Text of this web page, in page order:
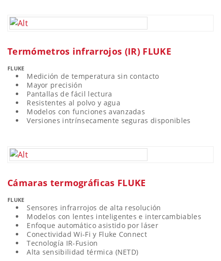
Termómetros infrarrojos (IR) FLUKE
FLUKE
Medición de temperatura sin contacto
Mayor precisión
Pantallas de fácil lectura
Resistentes al polvo y agua
Modelos con funciones avanzadas
Versiones intrínsecamente seguras disponibles
Cámaras termográficas FLUKE
FLUKE
Sensores infrarrojos de alta resolución
Modelos con lentes inteligentes e intercambiables
Enfoque automático asistido por láser
Conectividad Wi-Fi y Fluke Connect
Tecnología IR-Fusion
Alta sensibilidad térmica (NETD)